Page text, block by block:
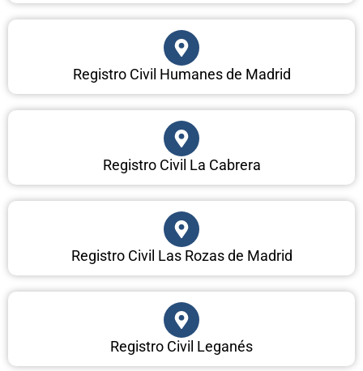
Registro Civil Humanes de Madrid
Registro Civil La Cabrera
Registro Civil Las Rozas de Madrid
Registro Civil Leganés